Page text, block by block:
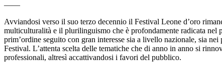
——
Avviandosi verso il suo terzo decennio il Festival Leone d’oro
multiculturalità e il plurilinguismo che è profondamente radicata nel
prim’ordine seguito con gran interesse sia a livello nazionale, sia
Festival. L’attenta scelta delle tematiche che di anno in anno si
professionali, altresì accattivandosi i favori del pubblico.